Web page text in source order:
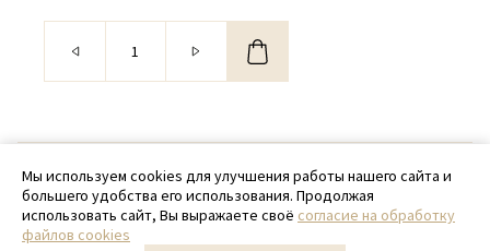
© 2020 - 2026 SamPack
+ 7 (918) 699-97-87
zakaz@sampack.store
Мы используем cookies для улучшения работы нашего сайта и
большего удобства его использования. Продолжая
использовать сайт, Вы выражаете своё согласие на обработку
файлов cookies